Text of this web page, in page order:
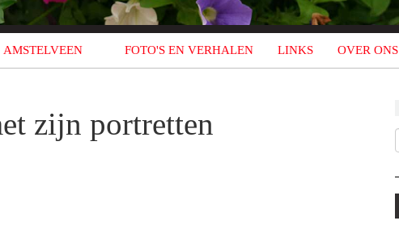
AMSTELVEEN FOTO'S EN VERHALEN LINKS OVER ONS
zijn portretten